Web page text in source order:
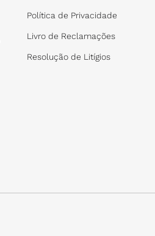
Política de Privacidade
Livro de Reclamações
Resolução de Litígios